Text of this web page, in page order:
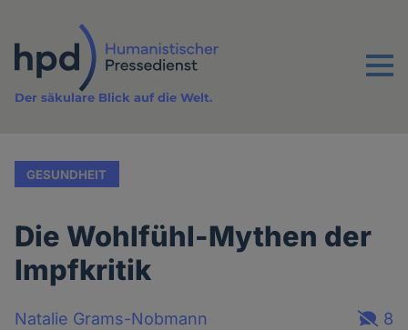
Inhalt
Menu
Der säkulare Blick auf die Welt.
GESUNDHEIT
Die Wohlfühl-Mythen der
Impfkritik
Natalie Grams-Nobmann
8